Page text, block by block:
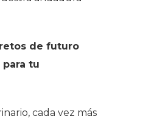
de futuro
tu
cada vez más